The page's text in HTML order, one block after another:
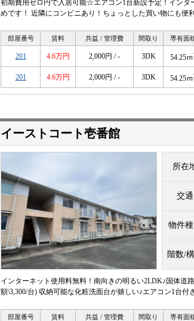
初期費用ゼロ円で入居可能☆エアコン1台新設予定！イン
めです！ 近隣にコンビニあり！ちょっとした買い物にも便
部屋番号 賃料 共益 / 管理費 間取り 専有面
201 4.6万円 2,000円 / - 3DK 54.25ｍ
201 4.6万円 2,000円 / - 3DK 54.25ｍ
イーストコート壱番館
所在
交通
物件種
階数/
インターネット使用料無料！南向きの明るい2LDK♪国体道
額\3,300/台) 収納可能な化粧洗面台が嬉しい♪エアコン1台付
部屋番号 賃料 共益 / 管理費 間取り 専有面